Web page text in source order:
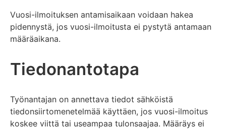
Vuosi-ilmoituksen antamisaikaan voidaan hakea
pidennystä, jos vuosi-ilmoitusta ei pystytä antamaan
määräaikana.
Tiedonantotapa
Työnantajan on annettava tiedot sähköistä
tiedonsiirtomenetelmää käyttäen, jos vuosi-ilmoitus
koskee viittä tai useampaa tulonsaajaa. Määräys ei